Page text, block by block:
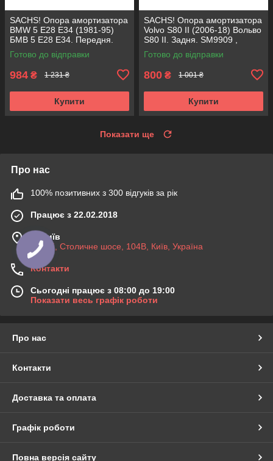
SACHS! Опора амортизатора
BMW 5 E28 E34 (1981-95)
БМВ 5 Е28 Е34. Передня.
SM1000 , 803151 , KB650.00 ,
VKDC35801
Готово до відправки
984 ₴ 1 231 ₴
Купити
SACHS! Опора амортизатора
Volvo S80 II (2006-18) Вольво
S80 II. Задня. SM9909 ,
802416 , KB952.10 ,
VKDA40436
Готово до відправки
800 ₴ 1 001 ₴
Купити
Показати ще
Про нас
100% позитивних з 300 відгуків за рік
Працює з 22.02.2018
м. Київ
03045, Столичне шосе, 104B, Київ, Україна
Контакти
Сьогодні працює з 08:00 до 19:00
Показати весь графік роботи
Про нас
Контакти
Доставка та оплата
Графік роботи
Повна версія сайту